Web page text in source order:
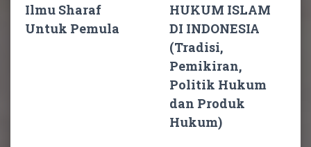
Ilmu Sharaf
Untuk Pemula
HUKUM ISLAM
DI INDONESIA
(Tradisi,
Pemikiran,
Politik Hukum
dan Produk
Hukum)